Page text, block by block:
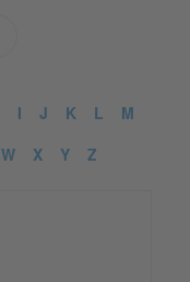
I J K L
M
W X Y Z